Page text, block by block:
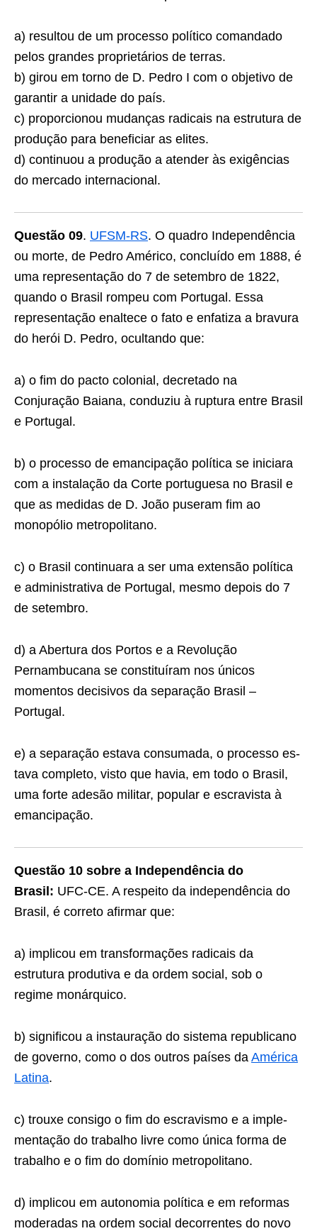
a) resultou de um processo político comandado
pelos grandes proprietários de terras.
b) girou em torno de D. Pedro I com o objetivo de
garantir a unidade do país.
c) proporcionou mudanças radicais na estrutura de
produção para beneficiar as elites.
d) continuou a produção a atender às exigências
do mercado internacional.
Questão 09. UFSM-RS. O quadro Independência
ou morte, de Pedro Américo, concluído em 1888, é
uma representação do 7 de se­tembro de 1822,
quando o Brasil rompeu com Portugal. Essa
representação enaltece o fato e enfatiza a bravura
do herói D. Pedro, ocultando que:
a) o fim do pacto colonial, decretado na
Conjuração Baiana, conduziu à ruptura entre Brasil
e Portu­gal.
b) o processo de emancipação política se iniciara
com a instalação da Corte portuguesa no Brasil e
que as medidas de D. João puseram fim ao
monopólio metropolitano.
c) o Brasil continuara a ser uma extensão política
e administrativa de Portugal, mesmo depois do 7
de setembro.
d) a Abertura dos Portos e a Revolução
Pernambuca­na se constituíram nos únicos
momentos decisivos da separação Brasil –
Portugal.
e) a separação estava consumada, o processo es­
tava completo, visto que havia, em todo o Brasil,
uma forte adesão militar, popular e escravista à
emancipação.
Questão 10 sobre a Independência do
Brasil: UFC-CE. A respeito da independência do
Brasil, é correto afirmar que:
a) implicou em transformações radicais da
estrutura produtiva e da ordem social, sob o
regime monár­quico.
b) significou a instauração do sistema republicano
de governo, como o dos outros países da América
Latina.
c) trouxe consigo o fim do escravismo e a imple­
mentação do trabalho livre como única forma de
trabalho e o fim do domínio metropolitano.
d) implicou em autonomia política e em reformas
moderadas na ordem social decorrentes do novo